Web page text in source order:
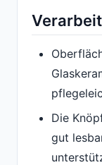
Die
gut